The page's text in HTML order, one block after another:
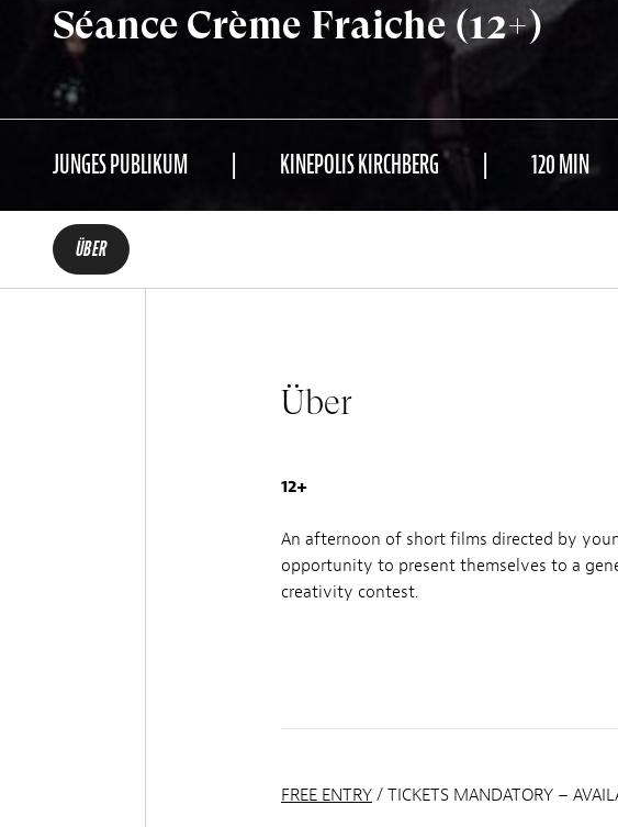
Séance Crème Fraiche (12+)
JUNGES PUBLIKUM KINEPOLIS KIRCHBERG 120 MIN
ÜBER
Über
12+
An afternoon of short films directed by
opportunity to present themselves to a
creativity contest.
FREE ENTRY / TICKETS MANDATORY –